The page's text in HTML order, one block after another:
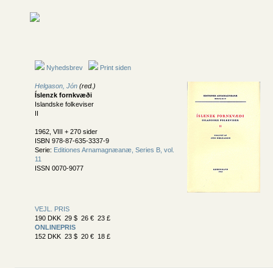
Nyhedsbrev Print siden
Helgason, Jón (red.)
Íslenzk fornkvæði
Islandske folkeviser
II
1962, VIII + 270 sider
ISBN 978-87-635-3337-9
Serie: Editiones Arnamagnæanæ, Series B, vol.
11
ISSN 0070-9077
VEJL. PRIS
190 DKK 29 $ 26 € 23 £
ONLINEPRIS
152 DKK 23 $ 20 € 18 £